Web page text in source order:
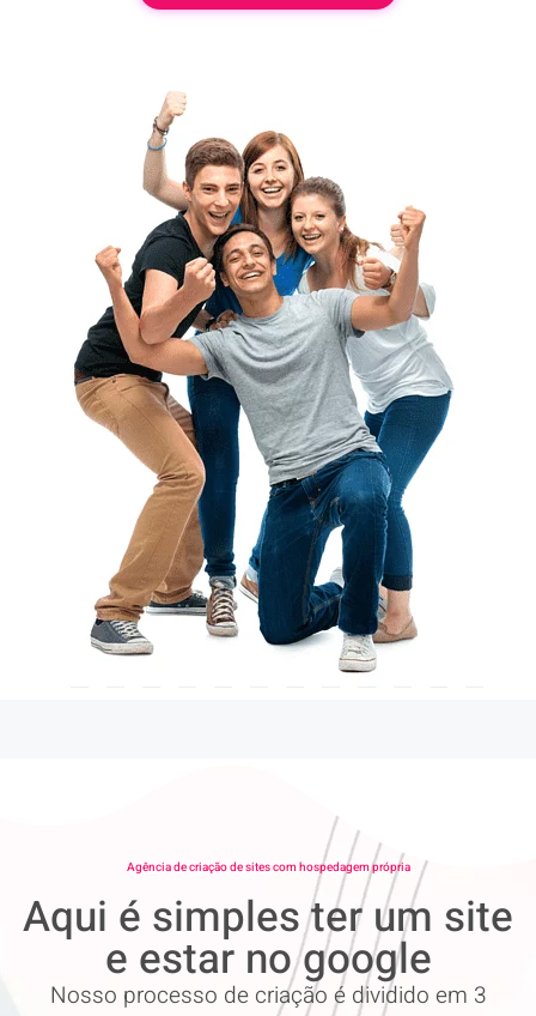
Agência de criação de sites com hospedagem própria
Aqui é simples ter um site
e estar no google
Nosso processo de criação é dividido em 3